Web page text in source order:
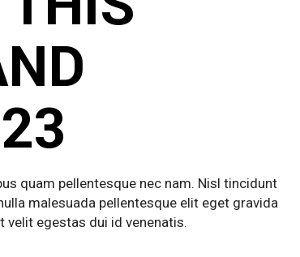
quam pellentesque nec nam. Nisl tincidunt
malesuada pellentesque elit eget gravida
egestas dui id venenatis.